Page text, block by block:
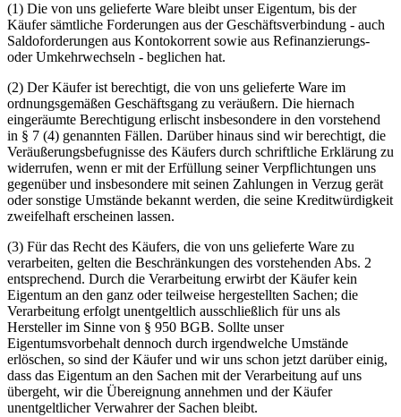
(1) Die von uns gelieferte Ware bleibt unser Eigentum, bis der
Käufer sämtliche Forderungen aus der Geschäftsverbindung - auch
Saldoforderungen aus Kontokorrent sowie aus Refinanzierungs-
oder Umkehrwechseln - beglichen hat.
(2) Der Käufer ist berechtigt, die von uns gelieferte Ware im
ordnungsgemäßen Geschäftsgang zu veräußern. Die hiernach
eingeräumte Berechtigung erlischt insbesondere in den vorstehend
in § 7 (4) genannten Fällen. Darüber hinaus sind wir berechtigt, die
Veräußerungsbefugnisse des Käufers durch schriftliche Erklärung zu
widerrufen, wenn er mit der Erfüllung seiner Verpflichtungen uns
gegenüber und insbesondere mit seinen Zahlungen in Verzug gerät
oder sonstige Umstände bekannt werden, die seine Kreditwürdigkeit
zweifelhaft erscheinen lassen.
(3) Für das Recht des Käufers, die von uns gelieferte Ware zu
verarbeiten, gelten die Beschränkungen des vorstehenden Abs. 2
entsprechend. Durch die Verarbeitung erwirbt der Käufer kein
Eigentum an den ganz oder teilweise hergestellten Sachen; die
Verarbeitung erfolgt unentgeltlich ausschließlich für uns als
Hersteller im Sinne von § 950 BGB. Sollte unser
Eigentumsvorbehalt dennoch durch irgendwelche Umstände
erlöschen, so sind der Käufer und wir uns schon jetzt darüber einig,
dass das Eigentum an den Sachen mit der Verarbeitung auf uns
übergeht, wir die Übereignung annehmen und der Käufer
unentgeltlicher Verwahrer der Sachen bleibt.